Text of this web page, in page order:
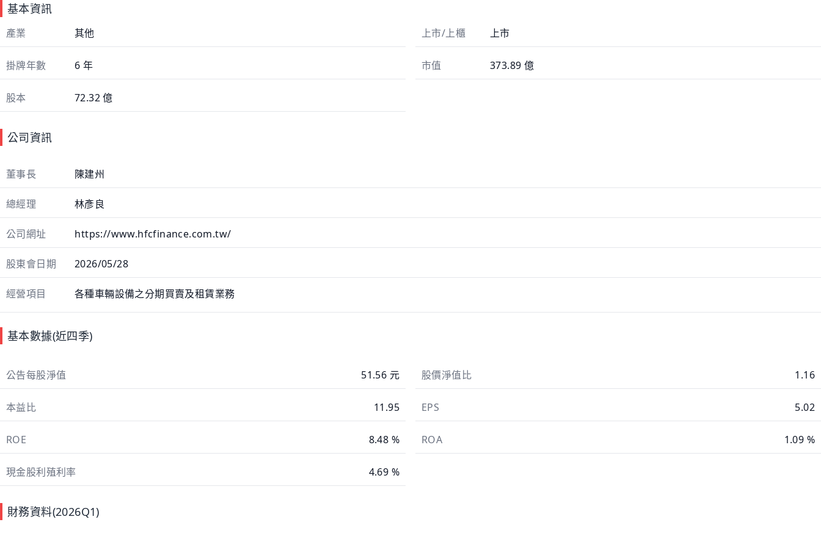
基本資訊
產業 其他 上市/上櫃 上市
掛牌年數 6 年 市值 373.89 億
股本 72.32 億
公司資訊
董事長 陳建州
總經理 林彥良
公司網址 https://www.hfcfinance.com.tw/
股東會日期 2026/05/28
經營項目 各種車輛設備之分期買賣及租賃業務
基本數據(近四季)
公告每股淨值 51.56 元 股價淨值比 1.16
本益比 11.95 EPS 5.02
ROE 8.48 % ROA 1.09 %
現金股利殖利率 4.69 %
財務資料(2026Q1)